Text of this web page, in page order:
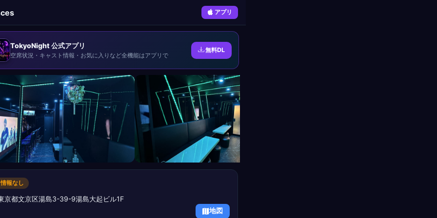
アプリ
TokyoNight 公式アプリ
空席状況・キャスト情報・お気に入りなど全機能はアプリで
無料DL
報なし
京都文京区湯島3-39-9湯島大起ビル1F
地図